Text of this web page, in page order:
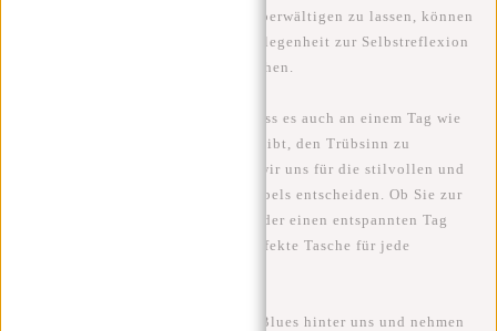
von der vermeintlichen Tristesse überwältigen zu lassen, können
wir den Blauen Montag als eine Gelegenheit zur Selbstreflexion
und zu positiven Veränderungen sehen.
Und wir sollten nicht vergessen, dass es auch an einem Tag wie
dem Blue Monday Möglichkeiten gibt, den Trübsinn zu
vertreiben. In diesem Fall können wir uns für die stilvollen und
funktionellen Taschen von New Rebels entscheiden. Ob Sie zur
Arbeit gehen, die Stadt erkunden oder einen entspannten Tag
verbringen, New Rebels hat die perfekte Tasche für jede
Lassen wir also den Blue Monday-Blues hinter uns und nehmen